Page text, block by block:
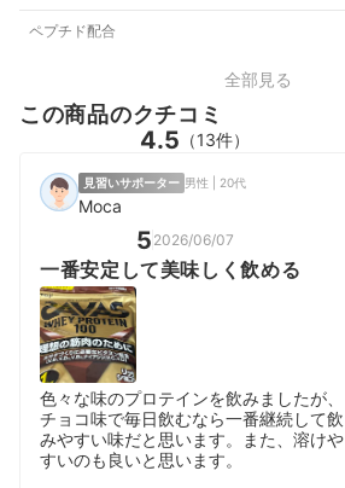
ペプチド配合
全部見る
この商品のクチコミ
4.5 （13件）
見習いサポーター 男性 | 20代
Moca
5 2026/06/07
一番安定して美味しく飲める
色々な味のプロテインを飲みましたが、
チョコ味で毎日飲むなら一番継続して飲
みやすい味だと思います。また、溶けや
すいのも良いと思います。